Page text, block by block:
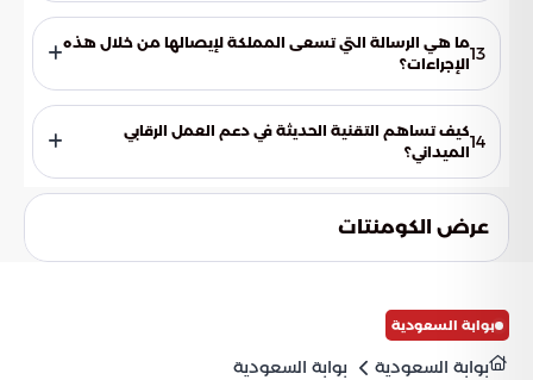
تهدف الرقابة إلى قياس القدرة التشغيلية لهذه المنشآت ومدى
جاهزيتها الفنية واللوجستية لمواكبة الطلب المرتفع المتوقع خلال
أيام الذروة في موسم الحج.13ما هي الرسالة التي تسعى المملكة لإيصالها من خلال هذه
الإجراءات؟
تسعى المملكة لتقديم صورة مشرفة في رعاية ضيوف الرحمن عبر
خلق بيئة تسوق آمنة وموثوقة، تعكس الكفاءة العالية في إدارة أكبر
تجمع بشري سنوي في العالم.14كيف تساهم التقنية الحديثة في دعم العمل الرقابي
الميداني؟
تعتمد الجهات المعنية على أحدث التقنيات في عمليات الرصد
ومعالجتها، ويدعم التحول نحو نموذج رقابي رقمي متكامل.
عرض الكومنتات
بوابة السعودية
بوابة السعودية بوابة السعودية